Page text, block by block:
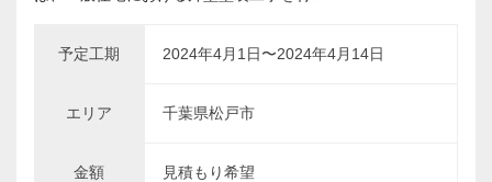
予定工期 2024年4月1日〜2024年4月14日
エリア 千葉県松戸市
金額 見積もり希望